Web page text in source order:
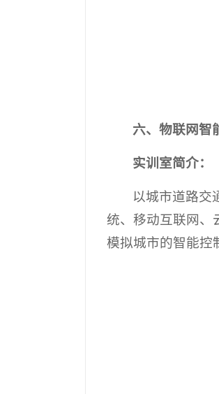
六、物联网智
实训室简介：
以城市道路交
统、移动互联网、
模拟城市的智能控